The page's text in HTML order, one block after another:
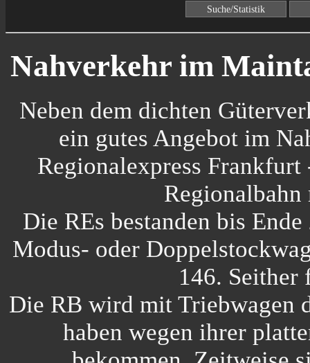
Suche/Statistik
Nahverkehr im
Neben dem dichten
ein gutes Angebot im
Regionalexpress
Die REs bestanden bis
Modus- oder
146. Seither
Die RB wird mit Triebwagen
haben wegen ihrer